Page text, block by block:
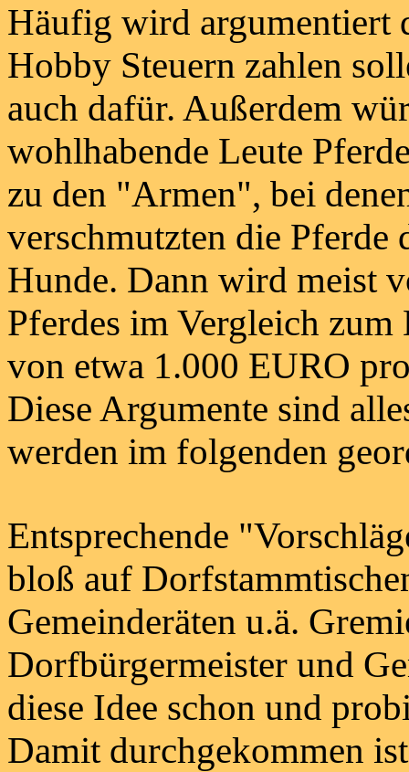
Häufig wird argumentiert
Hobby Steuern zahlen
auch dafür. Außerdem
wohlhabende Leute
zu den "Armen", bei
verschmutzten die Pferde
Hunde. Dann wird meist
Pferdes im Vergleich zum
von etwa 1.000 EURO
Diese Argumente sind
werden im folgenden
Entsprechende
bloß auf
Gemeinderäten u.ä.
Dorfbürgermeister und
diese Idee schon und
Damit durchgekommen